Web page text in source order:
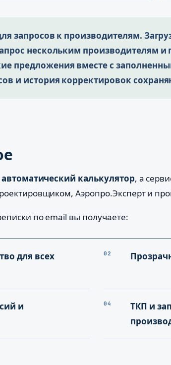
запросов к производителям.
нескольким производителям
предложения вместе с
и история корректировок
автоматический калькулятор, а
Аэропро.Эксперт и
по email вы получаете:
для всех
02
и
04
ТКП и